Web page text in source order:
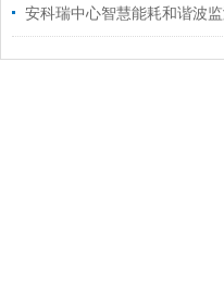
安科瑞中心智慧能耗和谐波